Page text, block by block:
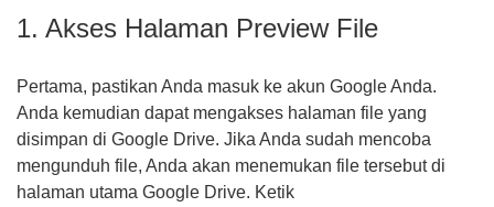
1. Akses Halaman Preview File
Pertama, pastikan Anda masuk ke akun Google Anda.
Anda kemudian dapat mengakses halaman file yang
disimpan di Google Drive. Jika Anda sudah mencoba
mengunduh file, Anda akan menemukan file tersebut di
halaman utama Google Drive. Ketik